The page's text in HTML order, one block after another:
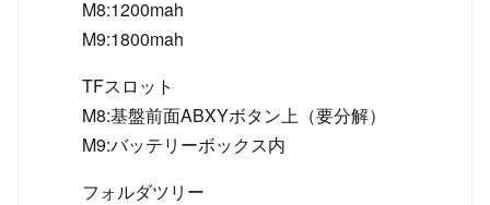
M8:1200mah
M9:1800mah
TFスロット
M8:基盤前面ABXYボタン上（要分解）
M9:バッテリーボックス内
フォルダツリー